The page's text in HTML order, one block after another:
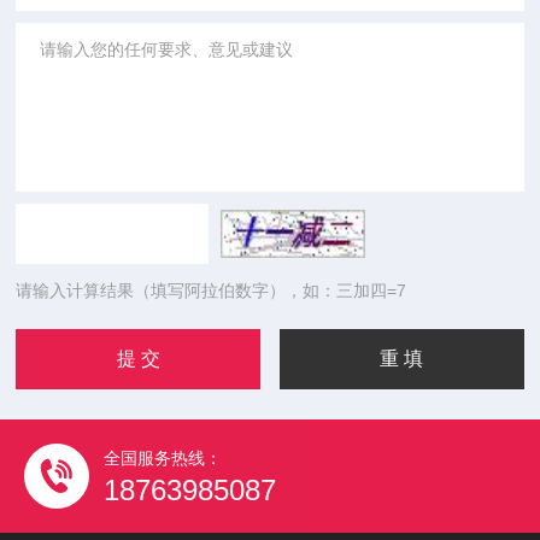
请输入计算结果（填写阿拉伯数字），如：三加四=7
全国服务热线：
18763985087